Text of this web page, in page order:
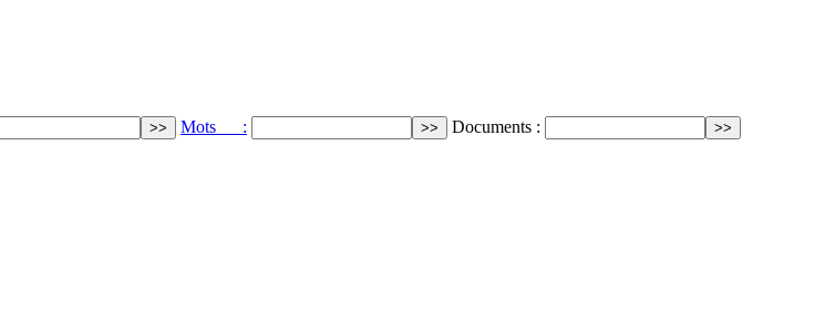
Mots : Documents :